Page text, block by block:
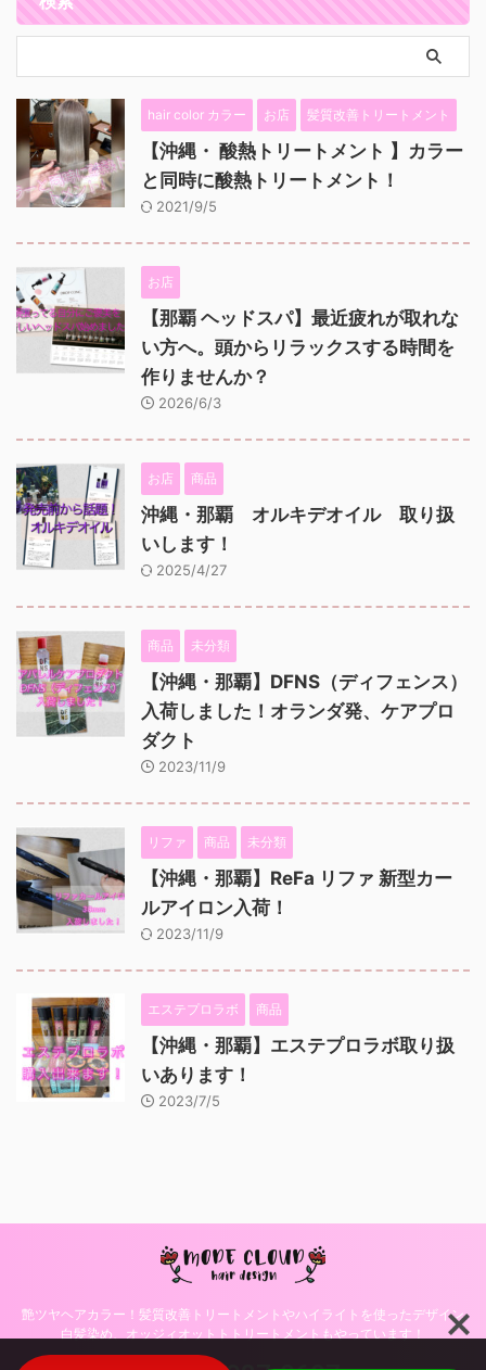
hair color カラー お店 髪質改善トリートメント
【沖縄・ 酸熱トリートメント 】カラー
と同時に酸熱トリートメント！
2021/9/5
お店
【那覇 ヘッドスパ】最近疲れが取れな
い方へ。頭からリラックスする時間を
作りませんか？
2026/6/3
お店 商品
沖縄・那覇 オルキデオイル 取り扱
いします！
2025/4/27
商品 未分類
【沖縄・那覇】DFNS（ディフェンス）
入荷しました！オランダ発、ケアプロ
ダクト
2023/11/9
リファ 商品 未分類
【沖縄・那覇】ReFa リファ 新型カー
ルアイロン入荷！
2023/11/9
エステプロラボ 商品
【沖縄・那覇】エステプロラボ取り扱
いあります！
2023/7/5
艶ツヤヘアカラー！髪質改善トリートメントやハイライトを使ったデザイン
白髪染め、オッジィオットトトリートメントもやっています！